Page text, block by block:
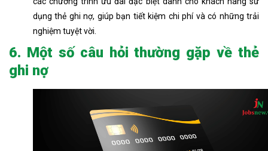
dụng thẻ ghi nợ, giúp bạn tiết kiệm chi phí và có những trải
nghiệm tuyệt vời.
6. Một số câu hỏi thường gặp về thẻ
ghi nợ